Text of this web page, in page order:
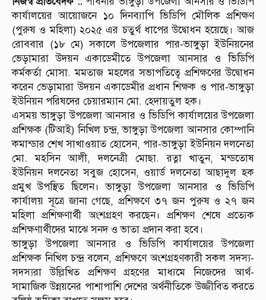
কার্যালয়ের আয়োজনে ১০ দিনব্যাপি ভিডিপি মৌলিক প্রশিক্ষণ
(পুরুষ ও মহিলা) ২০২৫ এর চতুর্থ ধাপের উদ্বোধন হয়েছে। আজ
রোববার (১৮ মে) সকালে উপজেলার পার-ভাঙ্গুড়া ইউনিয়নের
ভেড়ামারা উদয়ন একাডেমীতে উপজেলা আনসার ও ভিডিপি
কর্মকর্তা মোসা. মমতাজ মহলের সভাপতিত্বে প্রশিক্ষণের উদ্বোধন
করেন ভেড়ামারা উদয়ন একাডেমীর প্রধান শিক্ষক ও পার-ভাঙ্গুড়া
ইউনিয়ন পরিষদের চেয়ারম্যান মো. হেদায়তুল হক।
এসময় ভাঙ্গুড়া উপজেলা আনসার ও ভিডিপি কার্যালয়ের উপজেলা
প্রশিক্ষক (টিআই) নিখিল চন্দ্র, ভাঙ্গুড়া উপজেলা আনসার কোম্পানি
কমান্ডার শেখ সাখাওয়াত হোসেন, পার-ভাঙ্গুড়া ইউনিয়ন দলনেতা
মো. মহসিন আলী, দলনেত্রী মোছা. রত্না খাতুন, মন্ডতোষ
ইউনিয়ন দলনেতা সবুজ হোসেন, ওয়ার্ড দলনেতা আছাদুল হক
প্রমুখ উপস্থিত ছিলেন। ভাঙ্গুড়া উপজেলা আনসার ও ভিডিপি
কার্যালয় সূত্রে জানা গেছে, প্রশিক্ষণে ৩৭ জন পুরুষ ও ২৭ জন
মহিলা প্রশিক্ষণার্থী অংশগ্রহণ করছেন। প্রশিক্ষণ শেষে প্রত্যেক
প্রশিক্ষণার্থীদের মাঝে সনদ ও ভাতা প্রদান করা হবে।
ভাঙ্গুড়া উপজেলা আনসার ও ভিডিপি কার্যালয়ের উপজেলা
প্রশিক্ষক নিখিল চন্দ্র বলেন, প্রশিক্ষণে অংশগ্রহণকারী সকল সদস্য-
সদস্যরা উল্লিখিত প্রশিক্ষণ গ্রহণের মাধ্যমে নিজেদের আর্থ-
সামাজিক উন্নয়নের পাশাপাশি দেশের অর্থনীতিকে উজ্জীবিত করতে